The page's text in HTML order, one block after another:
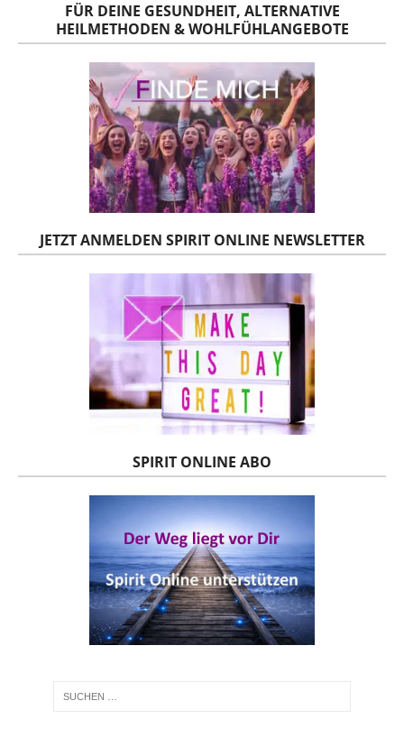
FÜR DEINE GESUNDHEIT, ALTERNATIVE
HEILMETHODEN & WOHLFÜHLANGEBOTE
JETZT ANMELDEN SPIRIT ONLINE NEWSLETTER
SPIRIT ONLINE ABO